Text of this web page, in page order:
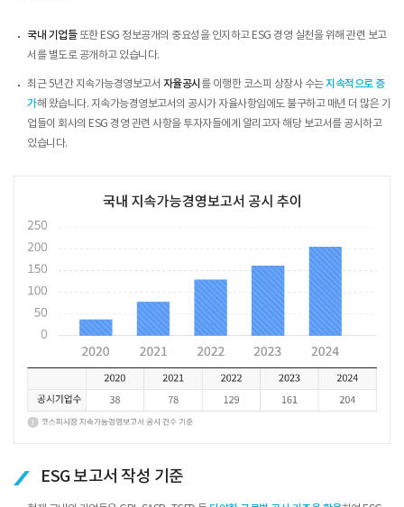
국내 기업들또한 ESG 정보공개의 중요성을 인지하고 ESG 경영 실천을 위해 관련 보고
서를 별도로 공개하고 있습니다.
최근 5년간 지속가능경영보고서 자율공시 를 이행한 코스피 상장사 수는지속적으로 증
가해 왔습니다. 지속가능경영보고서의 공시가 자율사항임에도 불구하고 매년 더 많은 기
업들이 회사의 ESG 경영 관련 사항을 투자자들에게 알리고자 해당 보고서를 공시하고
있습니다.
ESG 보고서 작성 기준